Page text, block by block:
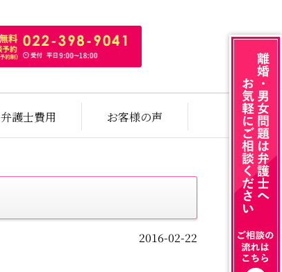
弁護士費用 お客様の声
2016-02-22